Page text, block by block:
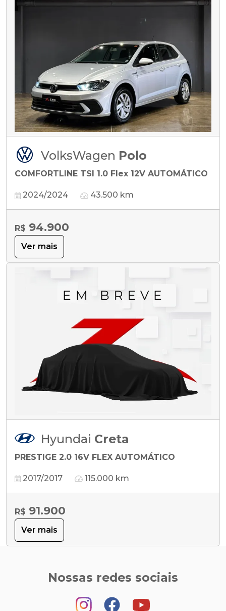
VolksWagen Polo
COMFORTLINE TSI 1.0 Flex 12V AUTOMÁTICO
2024/2024 43.500 km
R$ 94.900
Ver mais
Hyundai Creta
PRESTIGE 2.0 16V FLEX AUTOMÁTICO
2017/2017 115.000 km
R$ 91.900
Ver mais
Nossas redes sociais